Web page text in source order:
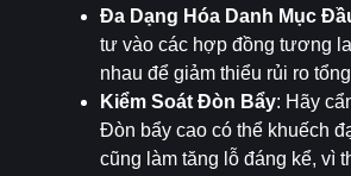
Đa Dạng Hóa Danh Mục
tư vào các hợp đồng tương
nhau để giảm thiểu rủi ro
Kiểm Soát Đòn Bẩy: Hãy
Đòn bẩy cao có thể khuếch
cũng làm tăng lỗ đáng kể, vì